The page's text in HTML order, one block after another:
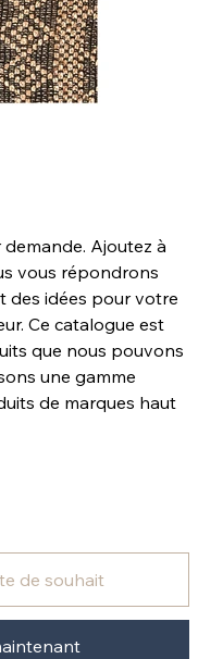
Ajoutez à
vous répondrons
des idées pour votre
Ce catalogue est
que nous pouvons
une gamme
de marques haut
de souhait